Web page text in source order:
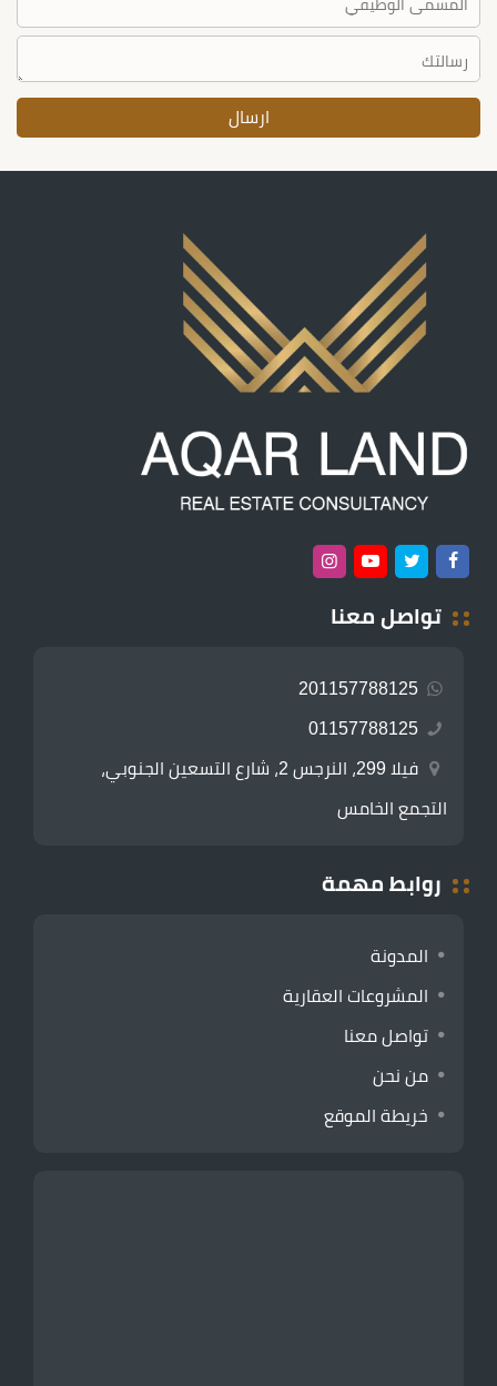
تواصل معنا
201157788125
01157788125
فيلا 299، النرجس 2، شارع التسعين الجنوبي،
التجمع الخامس
روابط مهمة
المدونة
المشروعات العقارية
تواصل معنا
من نحن
خريطة الموقع